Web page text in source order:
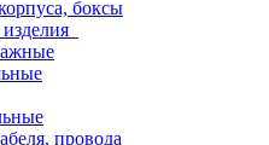
боксы
провода